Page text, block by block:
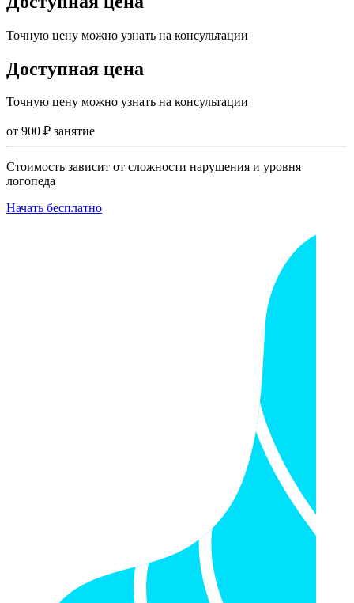
Точную цену можно узнать на консультации
Доступная цена
Точную цену можно узнать на консультации
от 900 ₽ занятие
Стоимость зависит от сложности нарушения и уровня
логопеда
Начать бесплатно